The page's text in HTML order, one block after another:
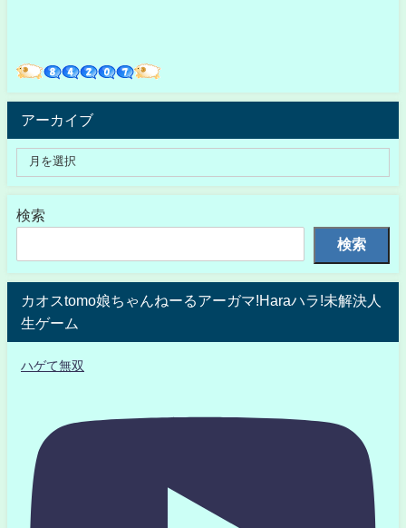
アーカイブ
検索
検索
カオスtomo娘ちゃんねーるアーガマ!Haraハラ!未解決人
生ゲーム
ハゲて無双